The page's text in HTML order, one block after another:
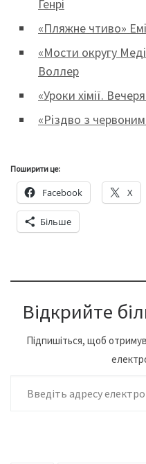
Генрі
«Пляжне чтиво»
«Мости округу
Воллер
«Уроки хімії.
«Різдво з
Поширити це:
Facebook X
Більше
Відкрийте
Підпишіться, щоб
Введіть адресу